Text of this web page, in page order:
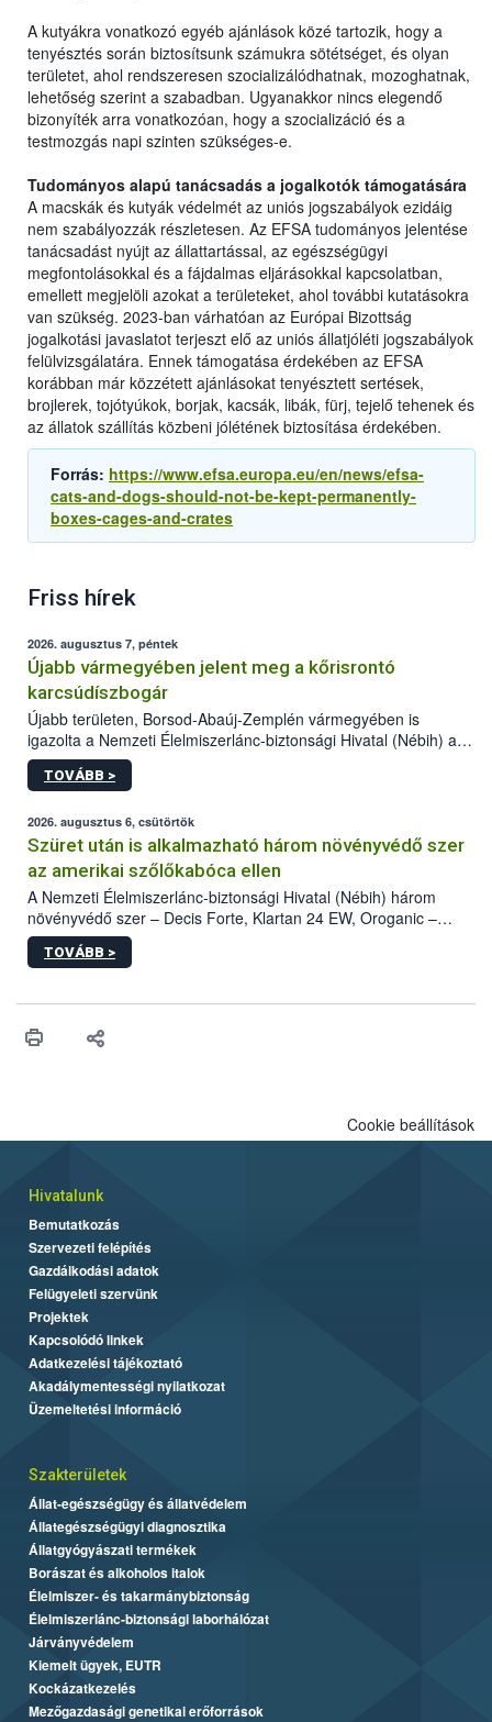
A kutyákra vonatkozó egyéb ajánlások közé tartozik, hogy a
tenyésztés során biztosítsunk számukra sötétséget, és olyan
területet, ahol rendszeresen szocializálódhatnak, mozoghatnak,
lehetőség szerint a szabadban. Ugyanakkor nincs elegendő
bizonyíték arra vonatkozóan, hogy a szocializáció és a
testmozgás napi szinten szükséges-e.
Tudományos alapú tanácsadás a jogalkotók támogatására
A macskák és kutyák védelmét az uniós jogszabályok ezidáig
nem szabályozzák részletesen. Az EFSA tudományos jelentése
tanácsadást nyújt az állattartással, az egészségügyi
megfontolásokkal és a fájdalmas eljárásokkal kapcsolatban,
emellett megjelöli azokat a területeket, ahol további kutatásokra
van szükség. 2023-ban várhatóan az Európai Bizottság
jogalkotási javaslatot terjeszt elő az uniós állatjóléti jogszabályok
felülvizsgálatára. Ennek támogatása érdekében az EFSA
korábban már közzétett ajánlásokat tenyésztett sertések,
brojlerek, tojótyúkok, borjak, kacsák, libák, fürj, tejelő tehenek és
az állatok szállítás közbeni jólétének biztosítása érdekében.
Forrás: https://www.efsa.europa.eu/en/news/efsa-
cats-and-dogs-should-not-be-kept-permanently-
boxes-cages-and-crates
Friss hírek
2026. augusztus 7, péntek
Újabb vármegyében jelent meg a kőrisrontó
karcsúdíszbogár
Újabb területen, Borsod-Abaúj-Zemplén vármegyében is
igazolta a Nemzeti Élelmiszerlánc-biztonsági Hivatal (Nébih) a
kőrisrontó karcsúdíszbogár (Agrilus planipennis) jelenlétét. A
kártevőt nem csak színcsapdában találták meg, de már fertőzött
az intenzív felderítést, emellett az intézkedéseket a szlovák
hatósággal is összehangolják a terjedés megállítása érdekében.
TOVÁBB >
2026. augusztus 6, csütörtök
Szüret után is alkalmazható három növényvédő szer
az amerikai szőlőkabóca ellen
A Nemzeti Élelmiszerlánc-biztonsági Hivatal (Nébih) három
növényvédő szer – Decis Forte, Klartan 24 EW, Oroganic –
engedélyokiratát módosította, így azok a szüretet követően,
egészen a vesszőérettség (BBCH 91) stádiumáig
érésű szőlőkben is legyen lehetőség a károsító elleni további
felhasználók számára is elérhető és ökológiai termesztésben is
TOVÁBB >
Cookie beállítások
Hivatalunk
Bemutatkozás
Szervezeti felépítés
Gazdálkodási adatok
Felügyeleti szervünk
Projektek
Kapcsolódó linkek
Adatkezelési tájékoztató
Akadálymentességi nyilatkozat
Üzemeltetési információ
Szakterületek
Állat-egészségügy és állatvédelem
Állategészségügyi diagnosztika
Állatgyógyászati termékek
Borászat és alkoholos italok
Élelmiszer- és takarmánybiztonság
Élelmiszerlánc-biztonsági laborhálózat
Járványvédelem
Kiemelt ügyek, EUTR
Kockázatkezelés
Mezőgazdasági genetikai erőforrások